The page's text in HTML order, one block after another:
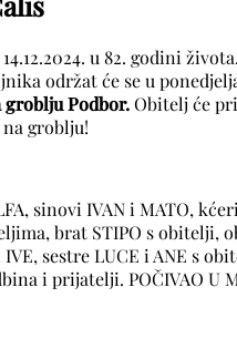
u 82. godini
održat će se u
groblju Podbor.Obitelj će
na groblju!
sinovi IVAN i MATO,
brat STIPO s obitelji,
IVE, sestre LUCE i ANE s
i prijatelji. POČIVAO U